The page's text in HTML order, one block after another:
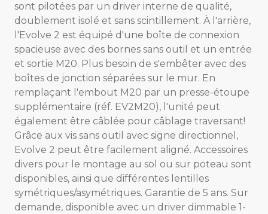
sont pilotées par un driver interne de qualité,
doublement isolé et sans scintillement. À l'arrière,
l'Evolve 2 est équipé d'une boîte de connexion
spacieuse avec des bornes sans outil et un entrée
et sortie M20. Plus besoin de s'embêter avec des
boîtes de jonction séparées sur le mur. En
remplaçant l'embout M20 par un presse-étoupe
supplémentaire (réf. EV2M20), l'unité peut
également être câblée pour câblage traversant!
Grâce aux vis sans outil avec signe directionnel,
Evolve 2 peut être facilement aligné. Accessoires
divers pour le montage au sol ou sur poteau sont
disponibles, ainsi que différentes lentilles
symétriques/asymétriques. Garantie de 5 ans. Sur
demande, disponible avec un driver dimmable 1-